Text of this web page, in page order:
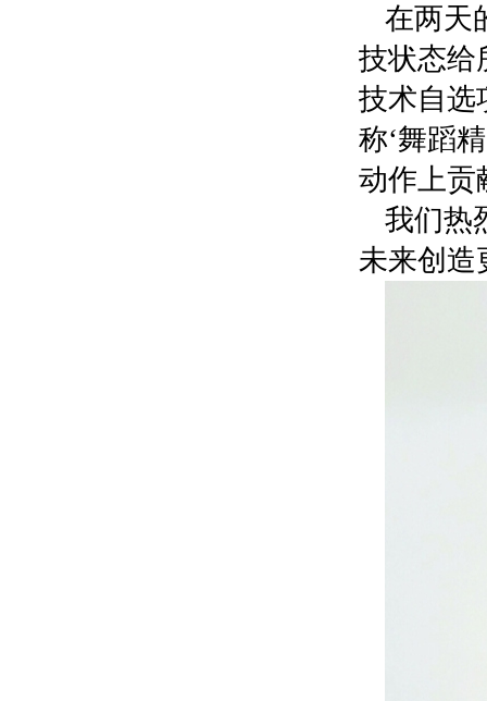
在两天
技状态给
技术自选
称‘舞蹈
动作上贡
我们热
未来创造